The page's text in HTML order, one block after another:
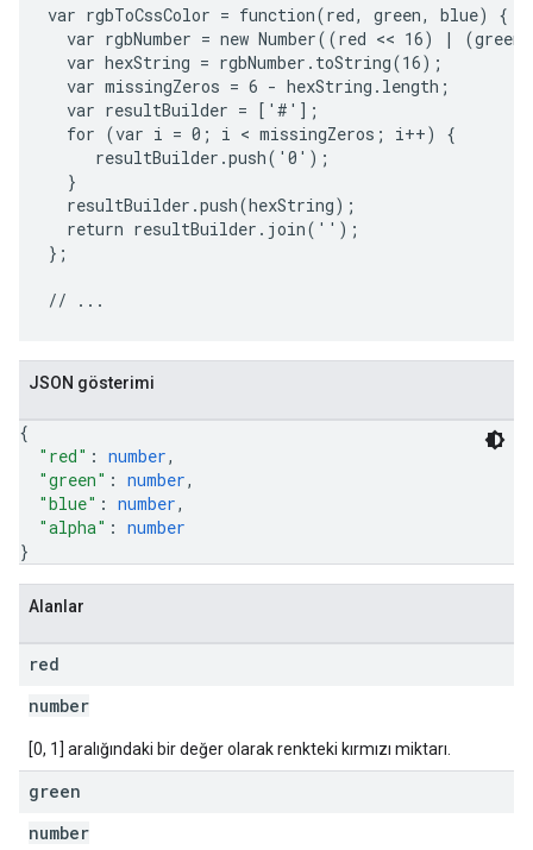
var rgbToCssColor = function(red, green, blue) {
var rgbNumber = new Number((red << 16) | (green
  var hexString = rgbNumber.toString(16);
  var missingZeros = 6 - hexString.length;
  var resultBuilder = ['#'];
  for (var i = 0; i < missingZeros; i++) {
     resultBuilder.push('0');
  }
  resultBuilder.push(hexString);
  return resultBuilder.join('');
};
JSON gösterimi
{
"red" : number,
"green" : number,
"blue" : number,
"alpha" : number
}
Alanlar
red
number
[0, 1] aralığındaki bir değer olarak renkteki kırmızı miktarı.
green
number